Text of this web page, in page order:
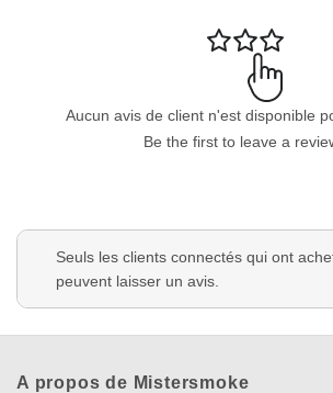
Aucun avis de client n'est disponible
Be the first to leave a
Seuls les clients connectés qui ont
peuvent laisser un avis.
A propos de Mistersmoke